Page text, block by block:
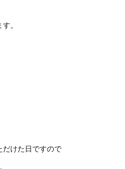
。
だけた日ですので